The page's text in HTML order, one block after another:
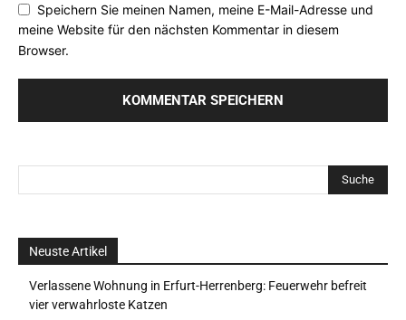
Speichern Sie meinen Namen, meine E-Mail-Adresse und
meine Website für den nächsten Kommentar in diesem
Browser.
Neuste Artikel
Verlassene Wohnung in Erfurt-Herrenberg: Feuerwehr befreit
vier verwahrloste Katzen